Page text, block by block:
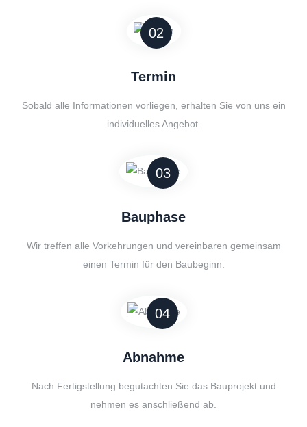
02
Termin
Sobald alle Informationen vorliegen, erhalten Sie von uns ein
individuelles Angebot.
03
Bauphase
Wir treffen alle Vorkehrungen und vereinbaren gemeinsam
einen Termin für den Baubeginn.
04
Abnahme
Nach Fertigstellung begutachten Sie das Bauprojekt und
nehmen es anschließend ab.